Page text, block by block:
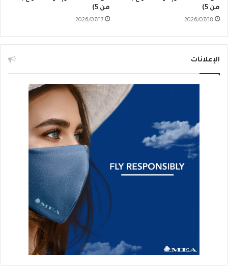
من 5)
2026/07/18
من 5)
2026/07/17
الإعلانات